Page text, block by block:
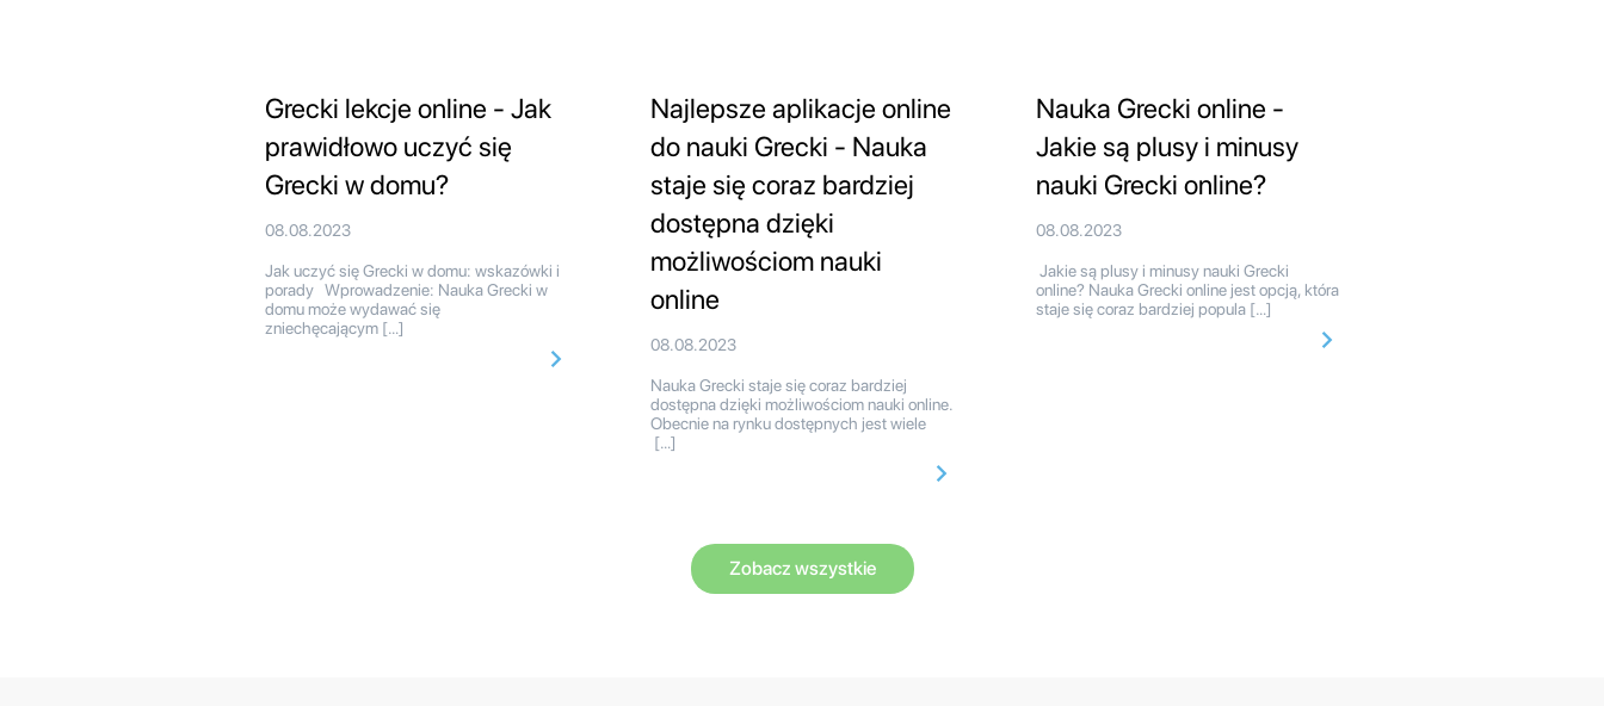
Grecki lekcje online - Jak
prawidłowo uczyć się
Grecki w domu?
08.08.2023
Jak uczyć się Grecki w domu: wskazówki i
porady Wprowadzenie: Nauka Grecki w
domu może wydawać się
zniechęcającym […]
Najlepsze aplikacje online
do nauki Grecki - Nauka
staje się coraz bardziej
dostępna dzięki
możliwościom nauki
online
08.08.2023
Nauka Grecki staje się coraz bardziej
dostępna dzięki możliwościom nauki online.
Obecnie na rynku dostępnych jest wiele
[…]
Nauka Grecki online -
Jakie są plusy i minusy
nauki Grecki online?
08.08.2023
Jakie są plusy i minusy nauki Grecki
online? Nauka Grecki online jest opcją, która
staje się coraz bardziej popula […]
Zobacz wszystkie